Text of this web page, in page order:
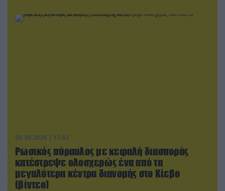
05.08.2026 | 15:02
Ρωσικός πύραυλος με κεφαλή διασποράς
κατέστρεψε ολοσχερώς ένα από τα
μεγαλύτερα κέντρα διανομής στο Κίεβο
(βίντεο)